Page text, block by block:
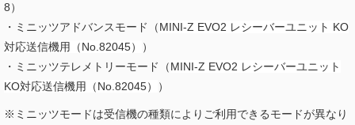
8）
・ミニッツアドバンスモード（MINI-Z EVO2 レシーバーユニット KO
対応送信機用（No.82045）
）
・ミニッツテレメトリーモード（MINI-Z EVO2 レシーバーユニット
KO対応送信機用（No.82045）
）
※ミニッツモードは受信機の種類によりご利用できるモードが異なり